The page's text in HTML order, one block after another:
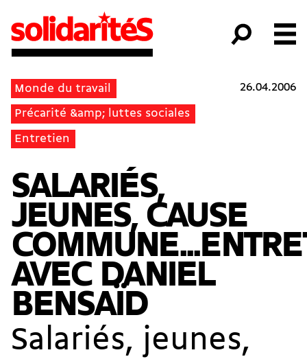
Monde du travail
Précarité &amp; luttes sociales
Entretien
26.04.2006
SALARIÉS,
JEUNES, CAUSE
AVEC DANIEL
BENSAÏD
Salariés, jeunes,